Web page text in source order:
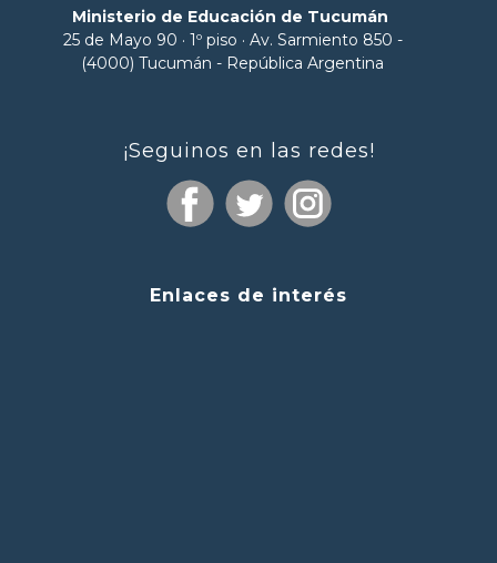
Ministerio de Educación de Tucumán
25 de Mayo 90 · 1º piso · Av. Sarmiento 850 -
(4000) Tucumán - República Argentina
¡Seguinos en las redes!
Enlaces de interés